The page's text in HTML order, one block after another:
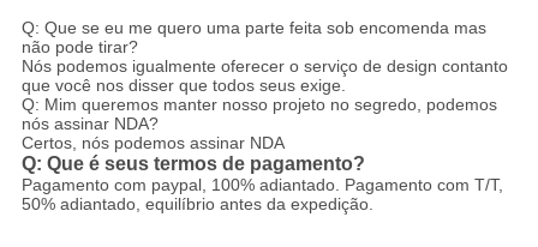
Q: Que se eu me quero uma parte feita sob encomenda mas
não pode tirar?
Nós podemos igualmente oferecer o serviço de design contanto
que você nos disser que todos seus exige.
Q: Mim queremos manter nosso projeto no segredo, podemos
nós assinar NDA?
Certos, nós podemos assinar NDA
Q: Que é seus termos de pagamento?
Pagamento com paypal, 100% adiantado. Pagamento com T/T,
50% adiantado, equilíbrio antes da expedição.